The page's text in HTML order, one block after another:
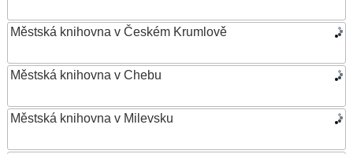
Městská knihovna v Českém Krumlově
Městská knihovna v Chebu
Městská knihovna v Milevsku